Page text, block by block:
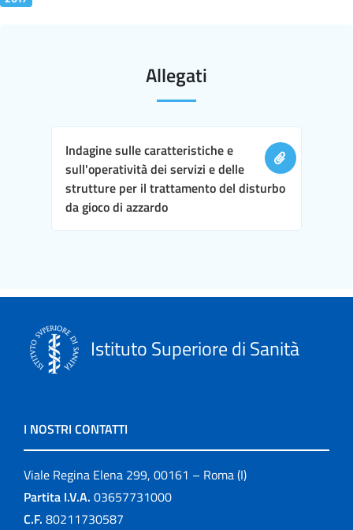
Allegati
Indagine sulle caratteristiche e
sull'operatività dei servizi e delle
strutture per il trattamento del disturbo
da gioco di azzardo
Istituto Superiore di Sanità
I NOSTRI CONTATTI
Viale Regina Elena 299, 00161 – Roma (I)
Partita I.V.A. 03657731000
C.F. 80211730587